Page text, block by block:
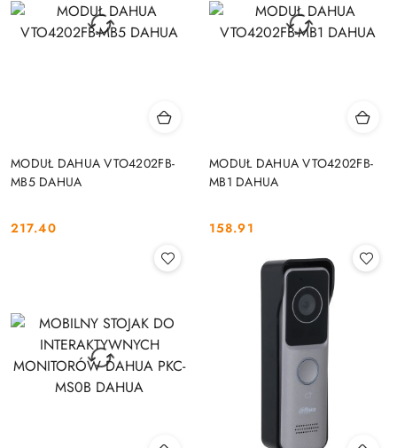
MODUŁ DAHUA VTO4202FB-
MB5 DAHUA
Cena:
217.40
MODUŁ DAHUA VTO4202FB-
MB1 DAHUA
Cena:
158.91